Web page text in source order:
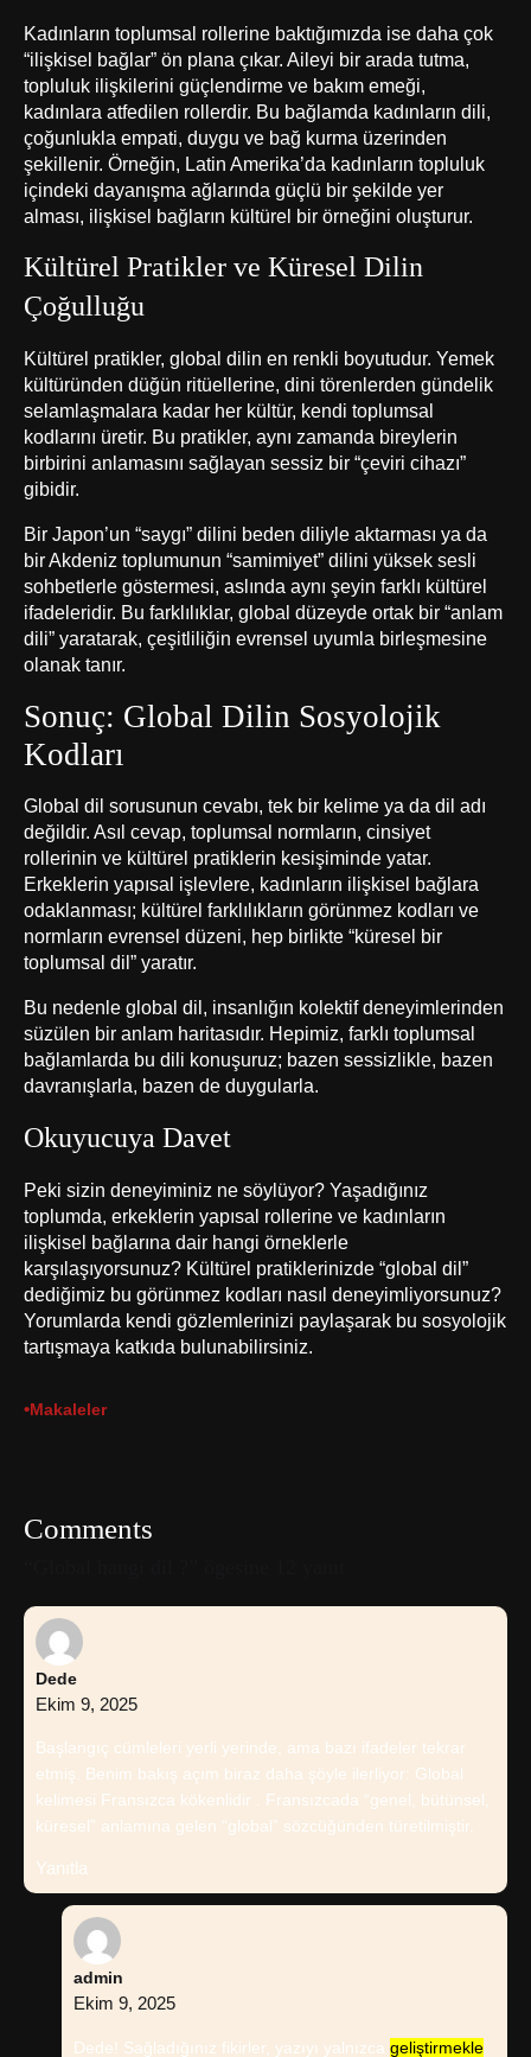
Kadınların toplumsal rollerine baktığımızda ise daha çok
“ilişkisel bağlar” ön plana çıkar. Aileyi bir arada tutma,
topluluk ilişkilerini güçlendirme ve bakım emeği,
kadınlara atfedilen rollerdir. Bu bağlamda kadınların dili,
çoğunlukla empati, duygu ve bağ kurma üzerinden
şekillenir. Örneğin, Latin Amerika’da kadınların topluluk
içindeki dayanışma ağlarında güçlü bir şekilde yer
alması, ilişkisel bağların kültürel bir örneğini oluşturur.
Kültürel Pratikler ve Küresel Dilin
Çoğulluğu
Kültürel pratikler, global dilin en renkli boyutudur. Yemek
kültüründen düğün ritüellerine, dini törenlerden gündelik
selamlaşmalara kadar her kültür, kendi toplumsal
kodlarını üretir. Bu pratikler, aynı zamanda bireylerin
birbirini anlamasını sağlayan sessiz bir “çeviri cihazı”
gibidir.
Bir Japon’un “saygı” dilini beden diliyle aktarması ya da
bir Akdeniz toplumunun “samimiyet” dilini yüksek sesli
sohbetlerle göstermesi, aslında aynı şeyin farklı kültürel
ifadeleridir. Bu farklılıklar, global düzeyde ortak bir “anlam
dili” yaratarak, çeşitliliğin evrensel uyumla birleşmesine
olanak tanır.
Sonuç: Global Dilin Sosyolojik
Kodları
Global dil sorusunun cevabı, tek bir kelime ya da dil adı
değildir. Asıl cevap, toplumsal normların, cinsiyet
rollerinin ve kültürel pratiklerin kesişiminde yatar.
Erkeklerin yapısal işlevlere, kadınların ilişkisel bağlara
odaklanması; kültürel farklılıkların görünmez kodları ve
normların evrensel düzeni, hep birlikte “küresel bir
toplumsal dil” yaratır.
Bu nedenle global dil, insanlığın kolektif deneyimlerinden
süzülen bir anlam haritasıdır. Hepimiz, farklı toplumsal
bağlamlarda bu dili konuşuruz; bazen sessizlikle, bazen
davranışlarla, bazen de duygularla.
Okuyucuya Davet
Peki sizin deneyiminiz ne söylüyor? Yaşadığınız
toplumda, erkeklerin yapısal rollerine ve kadınların
ilişkisel bağlarına dair hangi örneklerle
karşılaşıyorsunuz? Kültürel pratiklerinizde “global dil”
dediğimiz bu görünmez kodları nasıl deneyimliyorsunuz?
Yorumlarda kendi gözlemlerinizi paylaşarak bu sosyolojik
tartışmaya katkıda bulunabilirsiniz.
•Makaleler
Comments
Dede
Ekim 9, 2025
Başlangıç cümleleri yerli yerinde, ama bazı ifadeler tekrar
etmiş. Benim bakış açım biraz daha şöyle ilerliyor: Global
kelimesi Fransızca kökenlidir . Fransızcada “genel, bütünsel,
küresel” anlamına gelen “global” sözcüğünden türetilmiştir.
Yanıtla
admin
Ekim 9, 2025
Dede! Sağladığınız fikirler, yazıyı yalnızca geliştirmekle